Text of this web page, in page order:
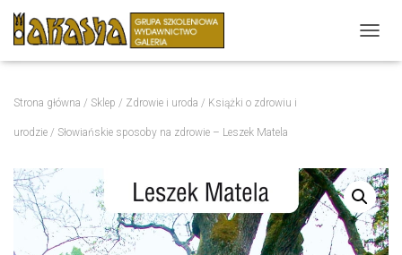
R
N
A
W
I
G
Strona główna / Sklep / Zdrowie i uroda / Książki o zdrowiu i
urodzie / Słowiańskie sposoby na zdrowie – Leszek Matela